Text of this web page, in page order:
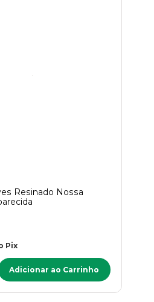
Resinado Nossa
Pix
Adicionar ao Carrinho